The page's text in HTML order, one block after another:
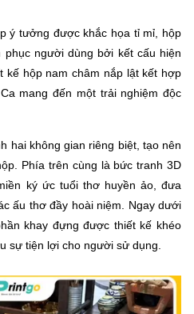
ý tưởng được khắc họa tỉ mỉ, hộp
người dùng bởi kết cấu hiện
kế hộp nam châm nắp lật kết hợp
mang đến một trải nghiệm độc
hai không gian riêng biệt, tạo nên
Phía trên cùng là bức tranh 3D
ký ức tuổi thơ huyền ảo, đưa
ấu thơ đầy hoài niệm. Ngay dưới
khay đựng được thiết kế khéo
sự tiện lợi cho người sử dụng.